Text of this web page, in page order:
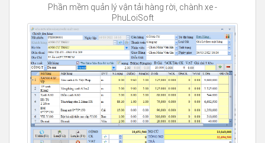
Phần mềm quản lý vận tải hàng rời, chành xe -
PhuLoiSoft